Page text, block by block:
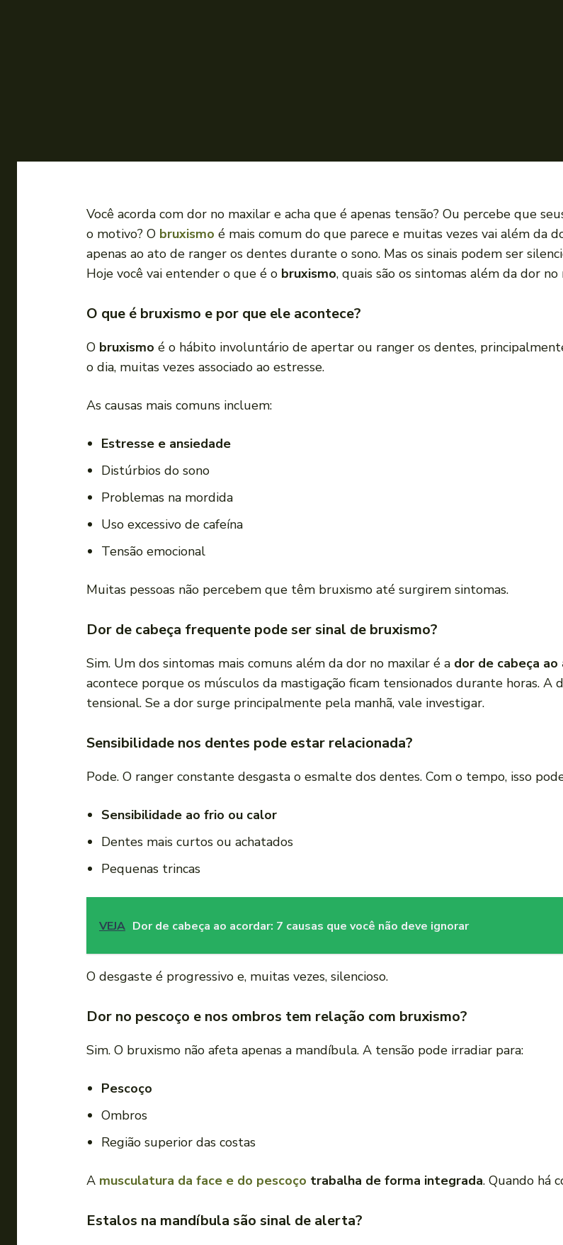
Você acorda com dor no maxilar e acha que é apenas tensão? Ou percebe que
o motivo? O bruxismo é mais comum do que parece e muitas vezes vai além da
apenas ao ato de ranger os dentes durante o sono. Mas os sinais podem ser
Hoje você vai entender o que é o bruxismo, quais são os sintomas além da dor
O que é bruxismo e por que ele acontece?
O bruxismo é o hábito involuntário de apertar ou ranger os dentes,
o dia, muitas vezes associado ao estresse.
As causas mais comuns incluem:
Estresse e ansiedade
Distúrbios do sono
Problemas na mordida
Uso excessivo de cafeína
Tensão emocional
Muitas pessoas não percebem que têm bruxismo até surgirem sintomas.
Dor de cabeça frequente pode ser sinal de bruxismo?
Sim. Um dos sintomas mais comuns além da dor no maxilar é a dor de cabeça ao
acontece porque os músculos da mastigação ficam tensionados durante horas. A
tensional. Se a dor surge principalmente pela manhã, vale investigar.
Sensibilidade nos dentes pode estar relacionada?
Pode. O ranger constante desgasta o esmalte dos dentes. Com o tempo, isso
Sensibilidade ao frio ou calor
Dentes mais curtos ou achatados
Pequenas trincas
VEJA Dor de cabeça ao acordar: 7 causas que você não deve ignorar
O desgaste é progressivo e, muitas vezes, silencioso.
Dor no pescoço e nos ombros tem relação com bruxismo?
Sim. O bruxismo não afeta apenas a mandíbula. A tensão pode irradiar para:
Pescoço
Ombros
Região superior das costas
A musculatura da face e do pescoço trabalha de forma integrada. Quando há
Estalos na mandíbula são sinal de alerta?